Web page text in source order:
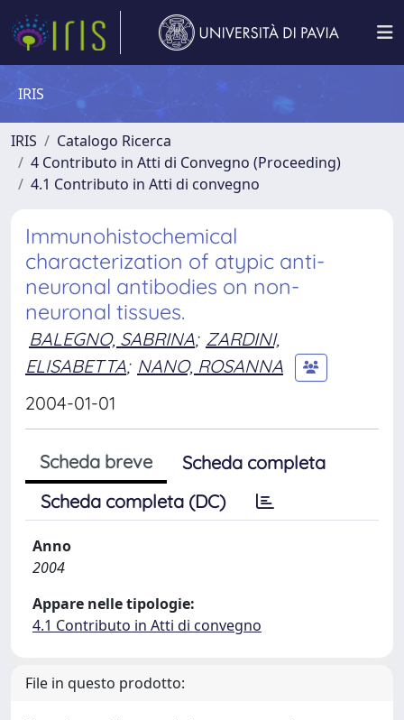
IRIS
IRIS
Catalogo Ricerca
4 Contributo in Atti di Convegno (Proceeding)
4.1 Contributo in Atti di convegno
Immunohistochemical
characterization of atypic anti-
neuronal antibodies on non-
neuronal tissues.
BALEGNO, SABRINA; ZARDINI,
ELISABETTA; NANO, ROSANNA
2004-01-01
Scheda breve
Scheda completa
Scheda completa (DC)
Anno
2004
Appare nelle tipologie:
4.1 Contributo in Atti di convegno
File in questo prodotto: